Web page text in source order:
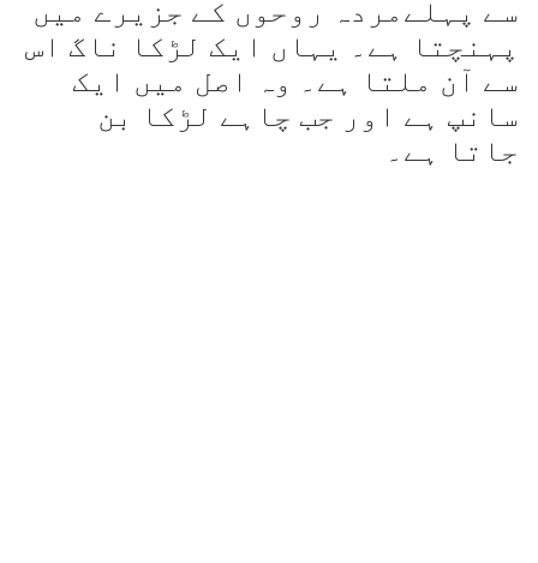
سے پہلےمردہ روحوں کے جزیرے میں
پہنچتا ہے۔ یہاں ایک لڑکا ناگ اس
سے آن ملتا ہے۔ وہ اصل میں ایک
سانپ ہے اور جب چاہے لڑکا بن
جاتا ہے۔